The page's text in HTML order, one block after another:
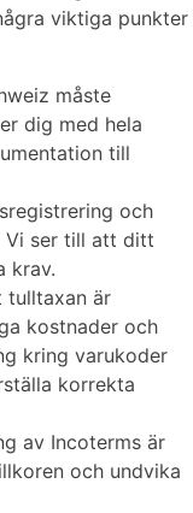
viktiga punkter
måste
dig med hela
till
och
Vi ser till att ditt
krav.
tulltaxan är
kostnader och
kring varukoder
korrekta
av Incoterms är
och undvika